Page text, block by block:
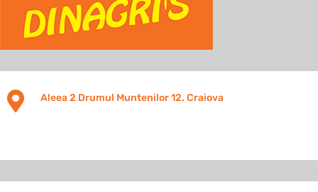
 Aleea 2 Drumul Muntenilor 12, Craiova